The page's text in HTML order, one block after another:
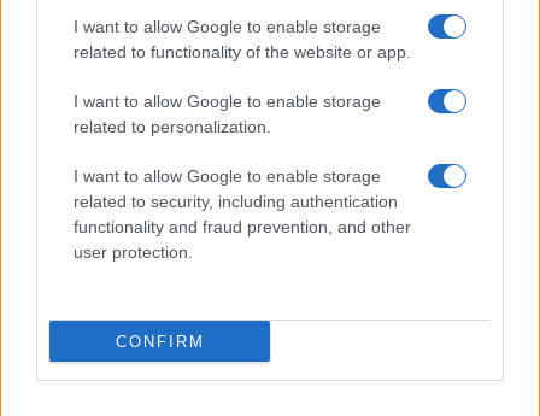
I want to allow Google to enable storage
related to functionality of the website or app.
I want to allow Google to enable storage
related to personalization.
I want to allow Google to enable storage
related to security, including authentication
functionality and fraud prevention, and other
user protection.
CONFIRM